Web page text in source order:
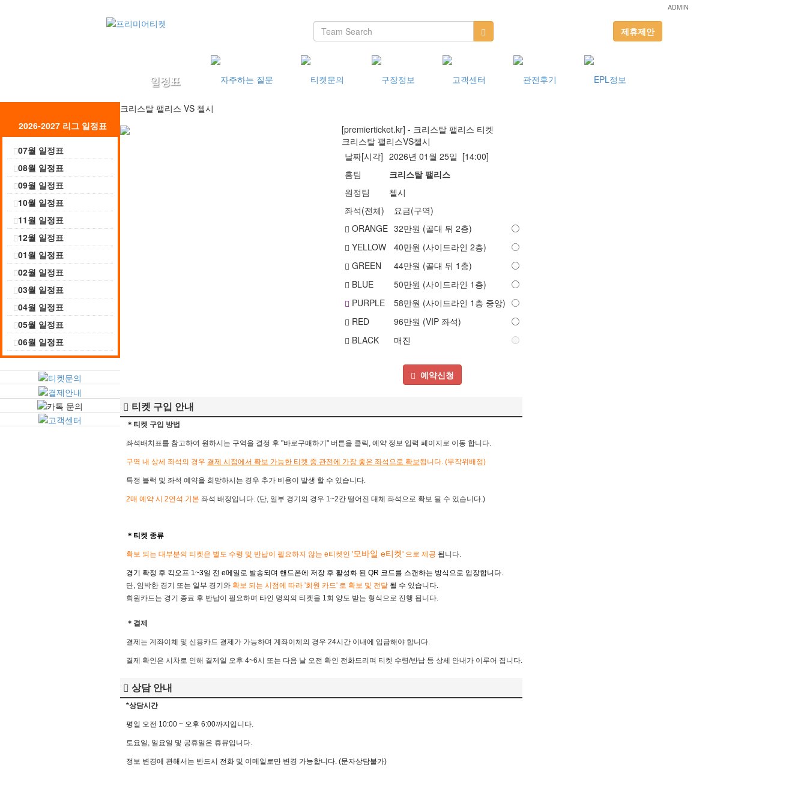
ADMIN
제휴제안
2026-2027 리그 일정표
07월 일정표
08월 일정표
09월 일정표
10월 일정표
11월 일정표
12월 일정표
01월 일정표
02월 일정표
03월 일정표
04월 일정표
05월 일정표
06월 일정표
크리스탈 팰리스 VS 첼시
[premierticket.kr] - 크리스탈 팰리스 티켓
크리스탈 팰리스VS첼시
날짜[시각] 2026년 01월 25일 [14:00]
홈팀
크리스탈 팰리스
원정팀
첼시
좌석(전체)
요금(구역)
ORANGE 32만원 (골대 뒤 2층)
YELLOW
40만원 (사이드라인 2층)
GREEN
44만원 (골대 뒤 1층)
BLUE
50만원 (사이드라인 1층)
PURPLE
58만원 (사이드라인 1층 중앙)
RED
96만원 (VIP 좌석)
BLACK
매진
예약신청
티켓 구입 안내
＊티켓 구입 방법
좌석배치표를 참고하여 원하시는 구역을 결정 후 "바로구매하기" 버튼을 클릭, 예약 정보 입력 페이지로 이동 합니다.
구역 내 상세 좌석의 경우 결제 시점에서 확보 가능한 티켓 중 관전에 가장 좋은 좌석으로 확보됩니다. (무작위배정)
특정 블럭 및 좌석 예약을 희망하시는 경우 추가 비용이 발생 할 수 있습니다.
2매 예약 시 2연석 기본 좌석 배정입니다. (단, 일부 경기의 경우 1~2칸 떨어진 대체 좌석으로 확보 될 수 있습니다.)
＊​ 티켓 종류
확보 되는 대부분의 티켓은 별도 수령 및 반납이 필요하지 않는 e티켓인 '모바일 e티켓​' 으로 제공 됩니다.
경기 확정 후 킥오프 1~3일 전 e메일로 발송되며 핸드폰에 저장 후 활성화 된 QR 코드를 스캔하는 방식으로 입장합니다.
단, 임박한 경기 또는 일부 경기와 확보 되는 시점에 따라 '회원 카드' 로 확보 및 전달 될 수 있습니다.
회원카드는 경기 종료 후 반납이 필요하며 타인 명의의 티켓을 1회 양도 받는 형식으로 진행 됩니다.
＊결제
결제는 계좌이체 및 신용카드 결제가 가능하며 계좌이체의 경우 24시간 이내에 입금해야 합니다.
결제 확인은 시차로 인해 결제일 오후 4~6시 또는 다음 날 오전 확인 전화드리며 티켓 수령/반납 등 상세 안내가 이루어 집니다.
상담 안내
*상담시간
평일 오전 10:00 ~ 오후 6:00까지입니다.
토요일 , 일요일 및 공휴일은 휴뮤입니다.
정보 변경에 관해서는 반드시 전화 및 이메일로만 변경 가능합니다. (문자상담불가)